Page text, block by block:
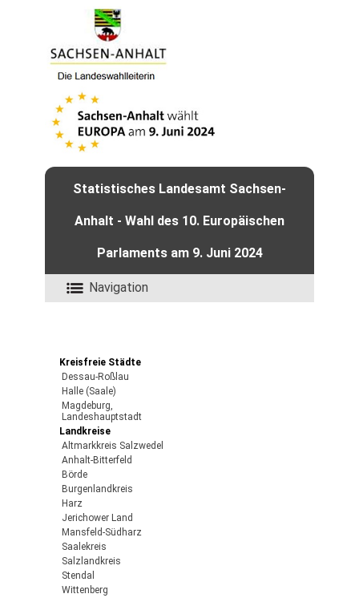
Statistisches Landesamt Sachsen-
Anhalt - Wahl des 10. Europäischen
Parlaments am 9. Juni 2024
Navigation
Kreisfreie Städte
Dessau-Roßlau
Halle (Saale)
Magdeburg,
Landeshauptstadt
Landkreise
Altmarkkreis Salzwedel
Anhalt-Bitterfeld
Börde
Burgenlandkreis
Harz
Jerichower Land
Mansfeld-Südharz
Saalekreis
Salzlandkreis
Stendal
Wittenberg